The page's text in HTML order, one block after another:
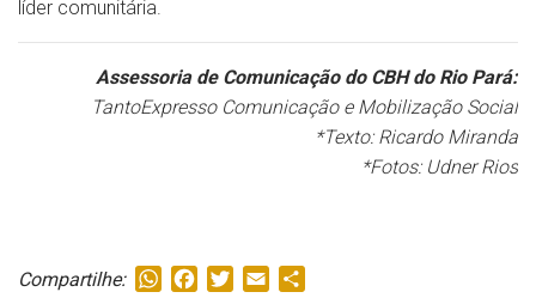
líder comunitária.
Assessoria de Comunicação do CBH do Rio Pará:
TantoExpresso Comunicação e Mobilização Social
*Texto: Ricardo Miranda
*Fotos: Udner Rios
Compartilhe: WhatsApp
FacebookTwitterEmail